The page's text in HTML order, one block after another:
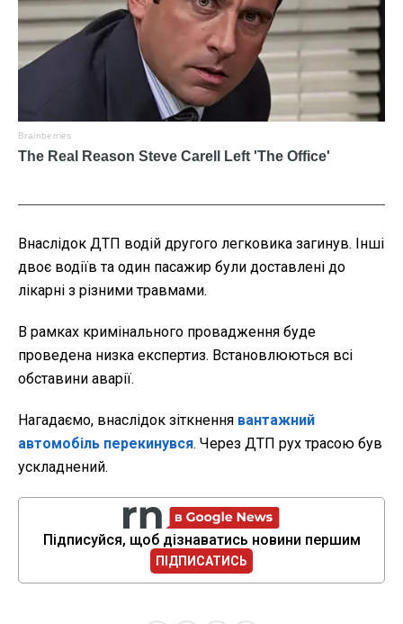
Внаслідок ДТП водій другого легковика загинув. Інші
двоє водіїв та один пасажир були доставлені до
лікарні з різними травмами.
В рамках кримінального провадження буде
проведена низка експертиз. Встановлюються всі
обставини аварії.
Нагадаємо, внаслідок зіткнення вантажний
автомобіль перекинувся. Через ДТП рух трасою був
ускладнений.
Підписуйся, щоб дізнаватись новини першим
ПІДПИСАТИСЬ